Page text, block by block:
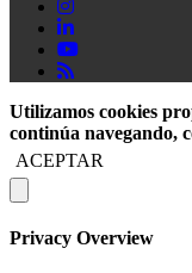
Utilizamos cookies
continúa navegando,
ACEPTAR
Privacy Overview